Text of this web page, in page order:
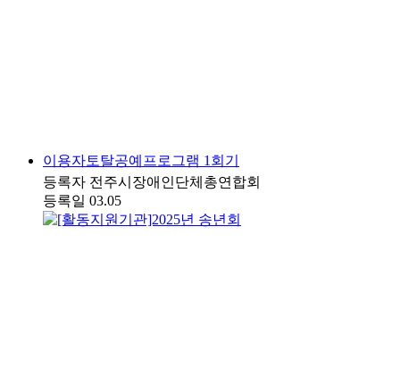
이용자토탈공예프로그램 1회기
등록자 전주시장애인단체총연합회
등록일 03.05